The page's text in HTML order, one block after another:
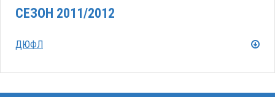
СЕЗОН 2011/2012
ДЮФЛ